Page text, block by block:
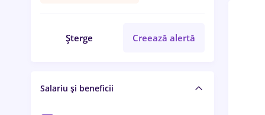
Șterge Creează alertă
Salariu și beneficii